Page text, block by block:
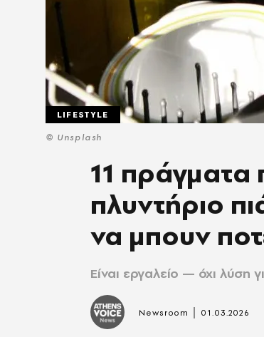
© Unsplash
LIFESTYLE
11 πράγματα
πλυντήριο
να μπουν
Eίναι εργαλείο — όχι λύση
Newsroom 01.03.2026